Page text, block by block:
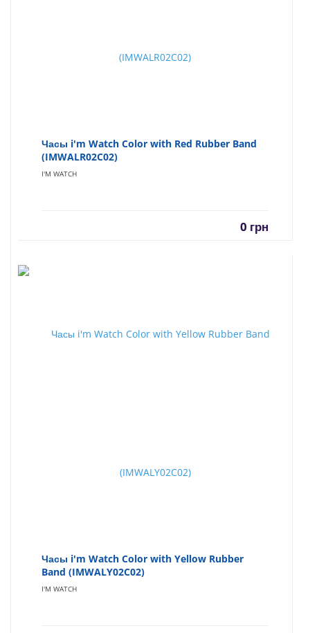
Часы i'm Watch Color with Red Rubber Band
(IMWALR02C02)
I'M WATCH
0 грн
Часы i'm Watch Color with Yellow Rubber
Band (IMWALY02C02)
I'M WATCH